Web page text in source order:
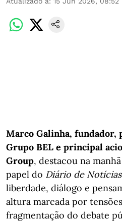
Marco Galinha, fundador,
Grupo BEL e principal
Group, destacou na
papel do Diário de Notícias
liberdade, diálogo e
altura marcada por
fragmentação do debate